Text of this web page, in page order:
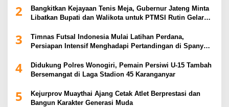
2
Bangkitkan Kejayaan Tenis Meja, Gubernur Jateng Minta
Libatkan Bupati dan Walikota untuk PTMSI Rutin Gelar
3
Timnas Futsal Indonesia Mulai Latihan Perdana,
Persiapan Intensif Menghadapi Pertandingan di Spanyol
4
Didukung Polres Wonogiri, Pemain Persiwi U-15 Tambah
Bersemangat di Laga Stadion 45 Karanganyar
5
Kejurprov Muaythai Ajang Cetak Atlet Berprestasi dan
Bangun Karakter Generasi Muda